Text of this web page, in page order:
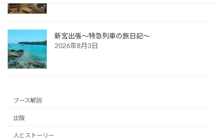
新宮出張～特急列車の旅日記～
2026年8月3日
ブース解説
出版
人とストーリー